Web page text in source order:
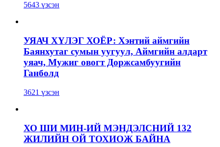
5643 үзсэн
УЯАЧ ХҮЛЭГ ХОЁР: Хэнтий аймгийн
Баянхутаг сумын уугуул, Аймгийн алдарт
уяач, Мужиг овогт Доржсамбуугийн
Ганболд
3621 үзсэн
ХО ШИ МИН-ИЙ МЭНДЭЛСНИЙ 132
ЖИЛИЙН ОЙ ТОХИОЖ БАЙНА